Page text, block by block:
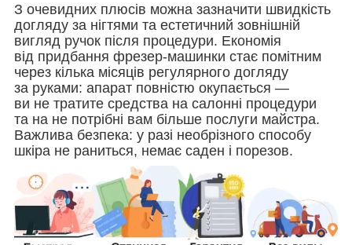
З очевидних плюсів можна зазначити швидкість
догляду за нігтями та естетичний зовнішній
вигляд ручок після процедури. Економія
від придбання фрезер-машинки стає помітним
через кілька місяців регулярного догляду
за руками: апарат повністю окупається —
ви не тратите средства на салонні процедури
та на не потрібні вам більше послуги майстра.
Важлива безпека: у разі необрізного способу
шкіра не раниться, немає саден і порезов.